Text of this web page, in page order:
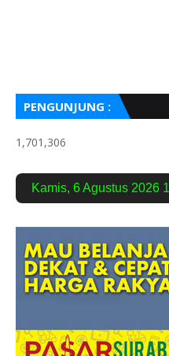
PENGUNJUNG :
1,701,306
Kamis, 6 Agustus 2026